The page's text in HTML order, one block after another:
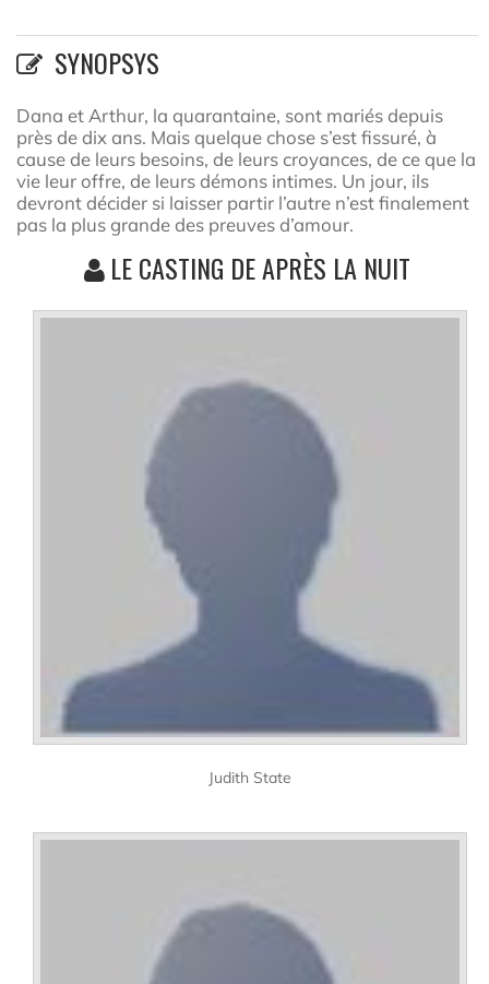
SYNOPSYS
Dana et Arthur, la quarantaine, sont mariés depuis
près de dix ans. Mais quelque chose s’est fissuré, à
cause de leurs besoins, de leurs croyances, de ce que la
vie leur offre, de leurs démons intimes. Un jour, ils
devront décider si laisser partir l’autre n’est finalement
pas la plus grande des preuves d’amour.
LE CASTING DE APRÈS LA NUIT
Judith State